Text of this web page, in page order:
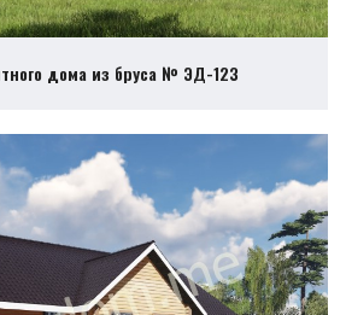
дома из бруса № ЭД-123